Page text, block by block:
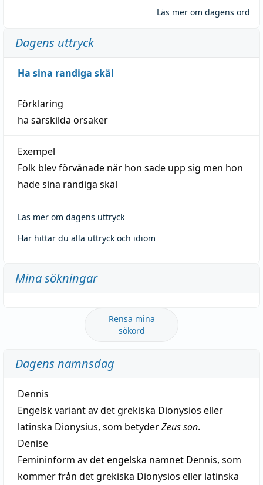
Läs mer om dagens ord
Dagens uttryck
Ha sina randiga skäl
Förklaring
ha särskilda orsaker
Exempel
Folk blev förvånade när hon sade upp sig men hon
hade sina randiga skäl
Läs mer om dagens uttryck
Här hittar du alla uttryck och idiom
Mina sökningar
Rensa mina
sökord
Dagens namnsdag
Dennis
Engelsk variant av det grekiska Dionysios eller
latinska Dionysius, som betyderZeus son.
Denise
Femininform av det engelska namnet Dennis, som
kommer från det grekiska Dionysios eller latinska